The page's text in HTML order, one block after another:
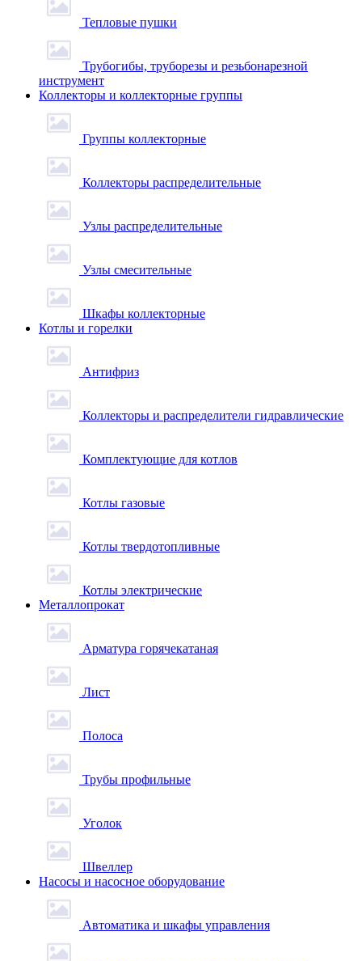
Тепловые пушки
Трубогибы, труборезы и резьбонарезной
инструмент
Коллекторы и коллекторные группы
Группы коллекторные
Коллекторы распределительные
Узлы распределительные
Узлы смесительные
Шкафы коллекторные
Котлы и горелки
Антифриз
Коллекторы и распределители гидравлические
Комплектующие для котлов
Котлы газовые
Котлы твердотопливные
Котлы электрические
Металлопрокат
Арматура горячекатаная
Лист
Полоса
Трубы профильные
Уголок
Швеллер
Насосы и насосное оборудование
Автоматика и шкафы управления